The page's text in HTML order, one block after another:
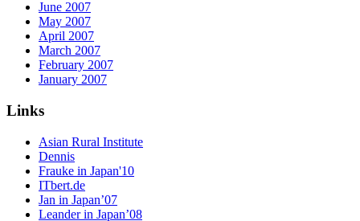
June 2007
May 2007
April 2007
March 2007
February 2007
January 2007
Links
Asian Rural Institute
Dennis
Frauke in Japan'10
ITbert.de
Jan in Japan’07
Leander in Japan’08